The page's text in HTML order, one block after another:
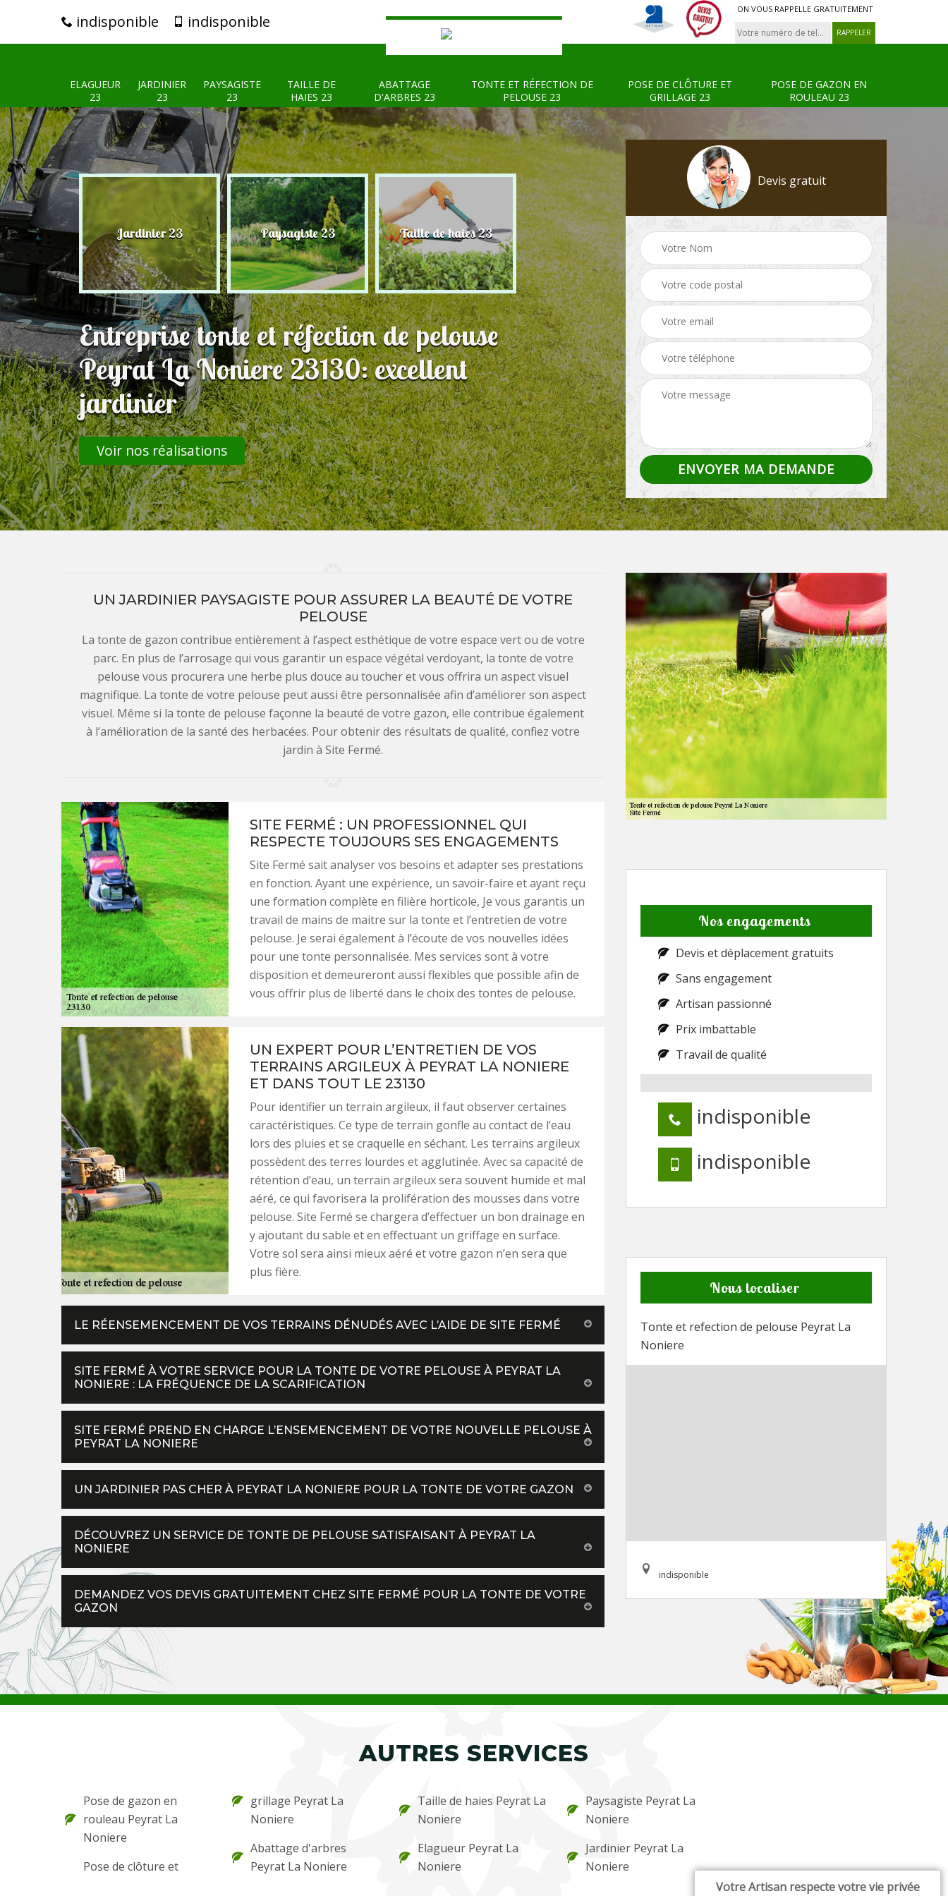
indisponible indisponible
ON VOUS RAPPELLE GRATUITEMENT
ELAGUEUR
23
JARDINIER
23
PAYSAGISTE
23
TAILLE DE
HAIES 23
ABATTAGE
D'ARBRES 23
TONTE ET RÉFECTION DE
PELOUSE 23
POSE DE CLÔTURE ET
GRILLAGE 23
POSE DE GAZON EN
ROULEAU 23
23 Jardinier 23 Paysagiste 23 Taille de haies 23 Abattage d'arbres 23 Tonte et réfection de
grillage 23
Entreprise tonte et réfection de pelouse
Peyrat La Noniere 23130: excellent
jardinier
Voir nos réalisations
Devis gratuit
UN JARDINIER PAYSAGISTE POUR ASSURER LA BEAUTÉ DE VOTRE
PELOUSE
La tonte de gazon contribue entièrement à l’aspect esthétique de votre espace vert ou de votre
parc. En plus de l’arrosage qui vous garantir un espace végétal verdoyant, la tonte de votre
pelouse vous procurera une herbe plus douce au toucher et vous offrira un aspect visuel
magnifique. La tonte de votre pelouse peut aussi être personnalisée afin d’améliorer son aspect
visuel. Même si la tonte de pelouse façonne la beauté de votre gazon, elle contribue également
à l’amélioration de la santé des herbacées. Pour obtenir des résultats de qualité, confiez votre
jardin à Site Fermé.
SITE FERMÉ : UN PROFESSIONNEL QUI
RESPECTE TOUJOURS SES ENGAGEMENTS
Site Fermé sait analyser vos besoins et adapter ses prestations
en fonction. Ayant une expérience, un savoir-faire et ayant reçu
une formation complète en filière horticole, Je vous garantis un
travail de mains de maitre sur la tonte et l’entretien de votre
pelouse. Je serai également à l’écoute de vos nouvelles idées
pour une tonte personnalisée. Mes services sont à votre
disposition et demeureront aussi flexibles que possible afin de
vous offrir plus de liberté dans le choix des tontes de pelouse.
UN EXPERT POUR L’ENTRETIEN DE VOS
TERRAINS ARGILEUX À PEYRAT LA NONIERE
ET DANS TOUT LE 23130
Pour identifier un terrain argileux, il faut observer certaines
caractéristiques. Ce type de terrain gonfle au contact de l’eau
lors des pluies et se craquelle en séchant. Les terrains argileux
possèdent des terres lourdes et agglutinée. Avec sa capacité de
rétention d’eau, un terrain argileux sera souvent humide et mal
aéré, ce qui favorisera la prolifération des mousses dans votre
pelouse. Site Fermé se chargera d’effectuer un bon drainage en
y ajoutant du sable et en effectuant un griffage en surface.
Votre sol sera ainsi mieux aéré et votre gazon n’en sera que
plus fière.
LE RÉENSEMENCEMENT DE VOS TERRAINS DÉNUDÉS AVEC L’AIDE DE SITE FERMÉ
SITE FERMÉ À VOTRE SERVICE POUR LA TONTE DE VOTRE PELOUSE À PEYRAT LA
NONIERE : LA FRÉQUENCE DE LA SCARIFICATION
SITE FERMÉ PREND EN CHARGE L’ENSEMENCEMENT DE VOTRE NOUVELLE PELOUSE À
PEYRAT LA NONIERE
UN JARDINIER PAS CHER À PEYRAT LA NONIERE POUR LA TONTE DE VOTRE GAZON
DÉCOUVREZ UN SERVICE DE TONTE DE PELOUSE SATISFAISANT À PEYRAT LA
NONIERE
DEMANDEZ VOS DEVIS GRATUITEMENT CHEZ SITE FERMÉ POUR LA TONTE DE VOTRE
GAZON
Nos engagements
Devis et déplacement gratuits
Sans engagement
Artisan passionné
Prix imbattable
Travail de qualité
indisponible
indisponible
Nous localiser
Tonte et refection de pelouse Peyrat La
Noniere
indisponible
AUTRES SERVICES
Pose de gazon en
rouleau Peyrat La
Noniere
Pose de clôture et
grillage Peyrat La
Noniere
Abattage d'arbres
Peyrat La Noniere
Taille de haies Peyrat La
Noniere
Elagueur Peyrat La
Noniere
Paysagiste Peyrat La
Noniere
Jardinier Peyrat La
Noniere
Votre Artisan respecte votre vie privée